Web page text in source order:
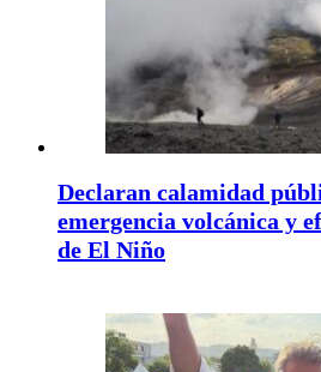
Declaran calamidad
emergencia volcánica y
de El Niño